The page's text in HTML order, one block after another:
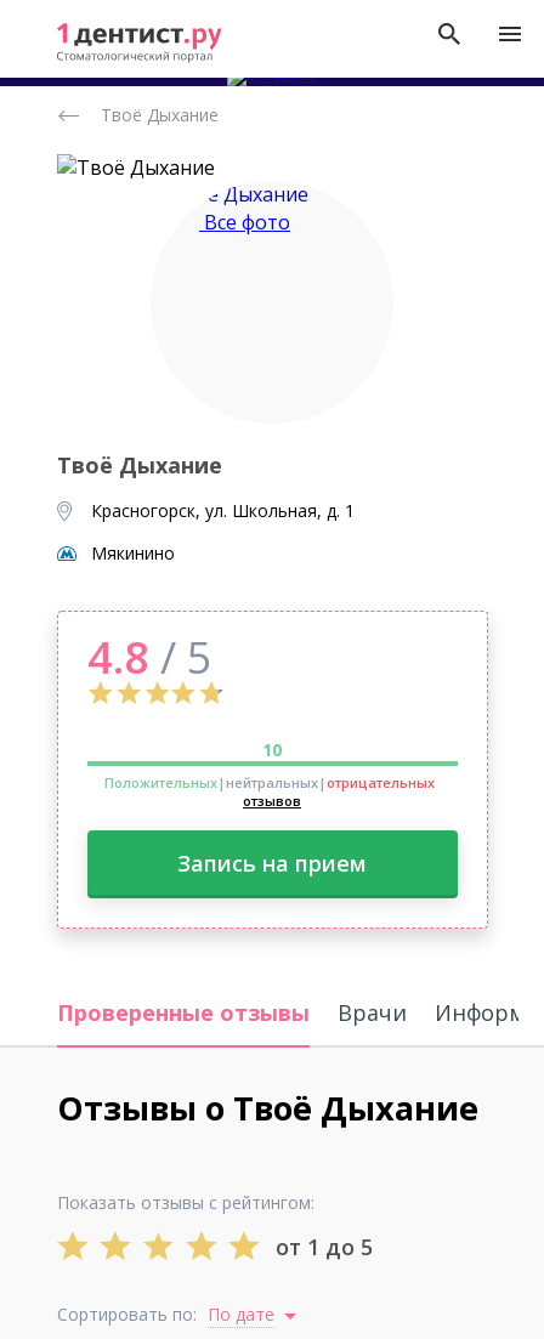
стоматологических
Твоё Дыхание
Все фото
Твоё Дыхание
Красногорск, ул. Школьная, д. 1
Мякинино
4.8 / 5
10
Положительных|нейтральных| отрицательных
отзывов
Запись на прием
Проверенные отзывы Врачи
Отзывы о Твоё Дыхание
Показать отзывы с рейтингом:
от 1 до 5
Сортировать по: По дате